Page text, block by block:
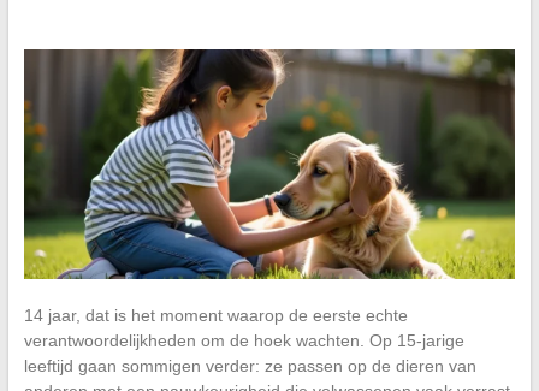
14 jaar, dat is het moment waarop de eerste echte
verantwoordelijkheden om de hoek wachten. Op 15-jarige
leeftijd gaan sommigen verder: ze passen op de dieren van